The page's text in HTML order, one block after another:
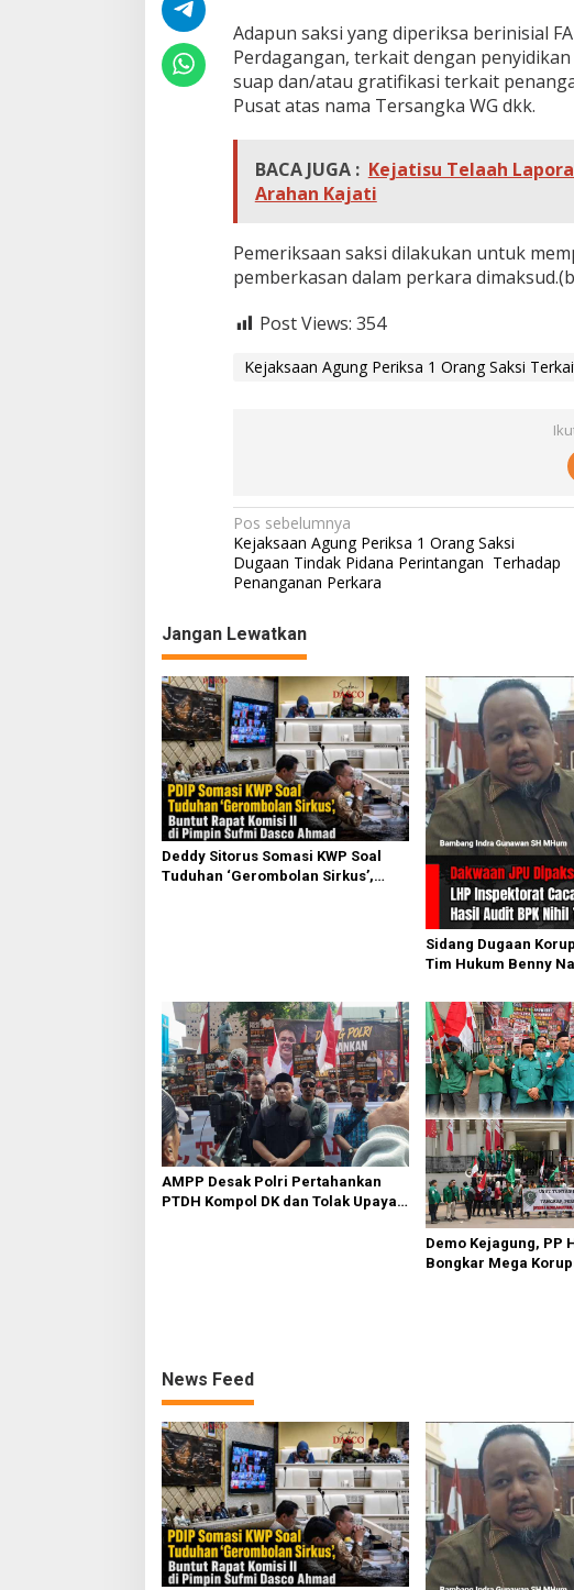
Adapun saksi yang diperiksa berinisial
Perdagangan, terkait dengan
suap dan/atau gratifikasi terkait
Pusat atas nama Tersangka WG dkk.
BACA JUGA : Kejatisu Telaah
Arahan Kajati
Pemeriksaan saksi dilakukan untuk
pemberkasan dalam perkara
Post Views: 354
Kejaksaan Agung Periksa 1 Orang Saksi
Navigasi
pos
Pos sebelumnya
Kejaksaan Agung Periksa 1 Orang Saksi
Dugaan Tindak Pidana Perintangan Terhadap
Penanganan Perkara
Jangan Lewatkan
Deddy Sitorus Somasi KWP Soal
Tuduhan ‘Gerombolan Sirkus’,
Sidang Dugaan
Tim Hukum Benny
Inspektorat
AMPP Desak Polri Pertahankan
PTDH Kompol DK dan Tolak Upaya
Demo Kejagung, PP
Bongkar Mega
News Feed